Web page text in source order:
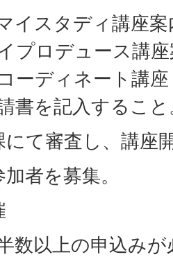
イスタディ講座
プロデュース講
ーディネート講
書を記入すること
にて審査し、講座
者を募集。
数以上の申込み